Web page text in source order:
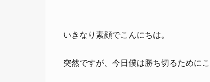
いきなり素顔でこんにちは。
突然ですが、今日僕は勝ち切るために